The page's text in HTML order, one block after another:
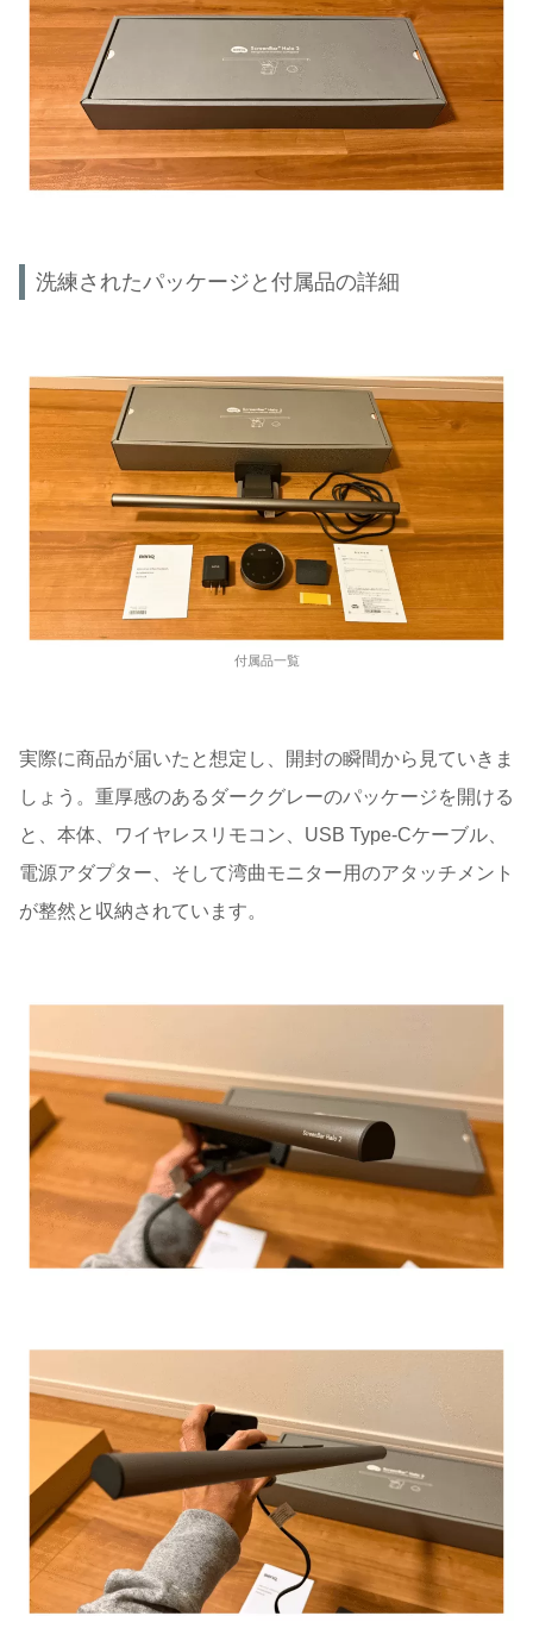
洗練されたパッケージと付属品の詳細
付属品一覧
実際に商品が届いたと想定し、開封の瞬間から見ていきま
しょう。重厚感のあるダークグレーのパッケージを開ける
と、本体、ワイヤレスリモコン、USB Type-Cケーブル、
電源アダプター、そして湾曲モニター用のアタッチメント
が整然と収納されています。